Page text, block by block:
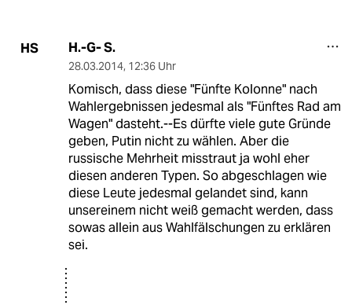
HS H.-G- S.
28.03.2014, 12:36 Uhr
Komisch, dass diese "Fünfte Kolonne" nach
Wahlergebnissen jedesmal als "Fünftes Rad am
Wagen" dasteht.--Es dürfte viele gute Gründe
geben, Putin nicht zu wählen. Aber die
russische Mehrheit misstraut ja wohl eher
diesen anderen Typen. So abgeschlagen wie
diese Leute jedesmal gelandet sind, kann
unsereinem nicht weiß gemacht werden, dass
sowas allein aus Wahlfälschungen zu erklären
sei.